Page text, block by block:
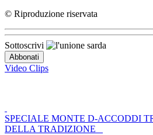
© Riproduzione riservata
Sottoscrivi
Video Clips
SPECIALE MONTE D-ACCODDI
DELLA TRADIZIONE _